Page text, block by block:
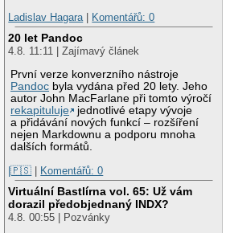
Ladislav Hagara | Komentářů: 0
20 let Pandoc
4.8. 11:11 | Zajímavý článek
První verze konverzního nástroje
Pandoc byla vydána před 20 lety. Jeho
autor John MacFarlane při tomto výročí
rekapituluje
jednotlivé etapy vývoje
a přidávání nových funkcí – rozšíření
nejen Markdownu a podporu mnoha
dalších formátů.
|🇵🇸 | Komentářů: 0
Virtuální Bastlírna vol. 65: Už vám
dorazil předobjednaný INDX?
4.8. 00:55 | Pozvánky